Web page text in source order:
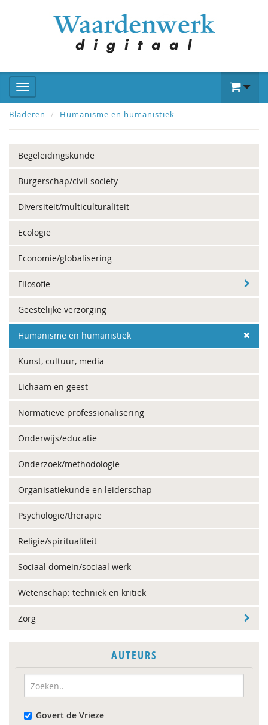
Bladeren Humanisme en humanistiek
Begeleidingskunde
Burgerschap/civil society
Diversiteit/multiculturaliteit
Ecologie
Economie/globalisering
Filosofie
Geestelijke verzorging
Humanisme en humanistiek
Kunst, cultuur, media
Lichaam en geest
Normatieve professionalisering
Onderwijs/educatie
Onderzoek/methodologie
Organisatiekunde en leiderschap
Psychologie/therapie
Religie/spiritualiteit
Sociaal domein/sociaal werk
Wetenschap: techniek en kritiek
Zorg
AUTEURS
Govert de Vrieze